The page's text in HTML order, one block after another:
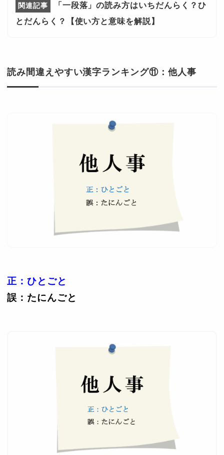
「一段落」の読み方はいちだんらく？ひ
とだんらく？【使い方と意味を解説】
読み間違えやすい漢字ランキング⑪：他人事
正：ひとごと
誤：たにんごと